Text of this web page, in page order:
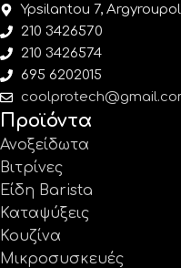
Ypsilantou 7,
210 3426570
210 3426574
695 6202015
Προϊόντα
Ανοξείδωτα
Βιτρίνες
Είδη Barista
Καταψύξεις
Κουζίνα
Μικροσυσκευές